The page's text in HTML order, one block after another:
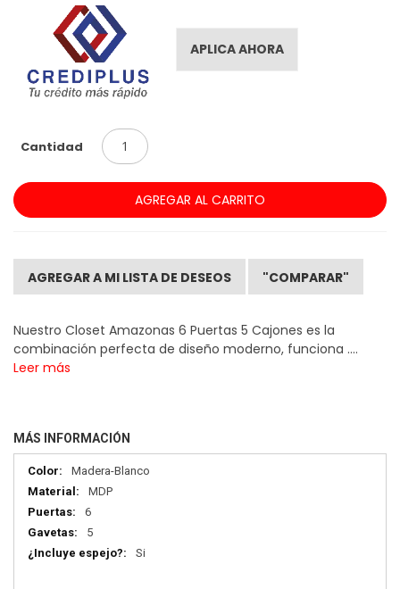
APLICA AHORA
Cantidad
AGREGAR AL CARRITO
AGREGAR A MI LISTA DE DESEOS "COMPARAR"
Nuestro Closet Amazonas 6 Puertas 5 Cajones es la
combinación perfecta de diseño moderno, funciona ....
Leer más
MÁS INFORMACIÓN
Más
información
Madera-Blanco
MDP
6
5
Si